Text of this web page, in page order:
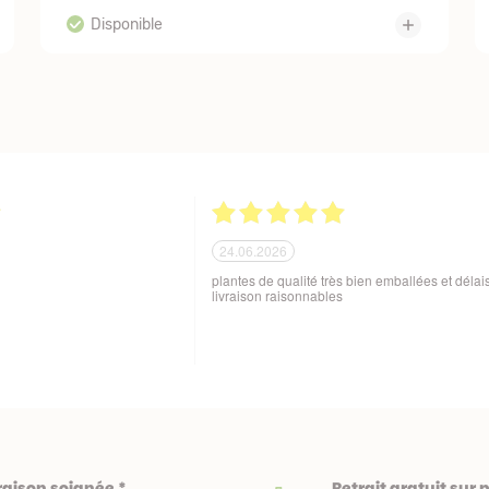
soigné des produits
21.06.2026
Tout est parfait. Je suis enchantée Quoi de
Excellente maison et plantes de qualité. Merci